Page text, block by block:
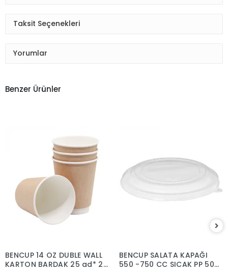
Taksit Seçenekleri
Yorumlar
Benzer Ürünler
BENCUP 14 OZ DUBLE WALL
KARTON BARDAK 25 ad* 20
BENCUP SALATA KAPAĞI
550 -750 CC SICAK PP 500